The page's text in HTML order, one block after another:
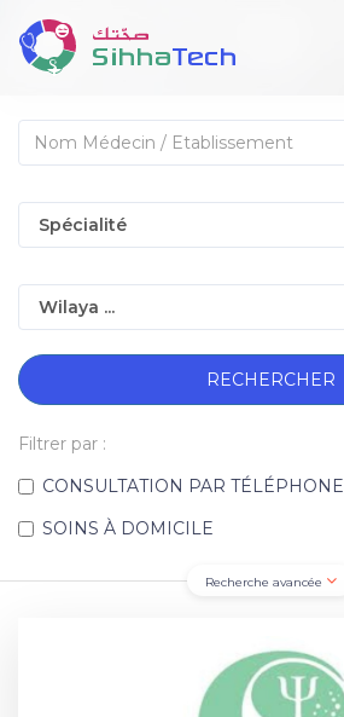
RECHERCHER
Filtrer par :
CONSULTATION PAR TÉLÉPHONE
SOINS À DOMICILE
Recherche avancée